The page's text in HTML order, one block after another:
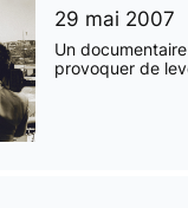
29 mai 2007
Un
provoquer de